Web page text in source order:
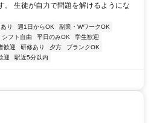
。 生徒が自力で問題を解けるようにな
り 週1日からOK
副業・WワークOK
シフト自由 平日のみOK
学生歓迎
歓迎 研修あり 夕方
ブランクOK
迎 駅近5分以内